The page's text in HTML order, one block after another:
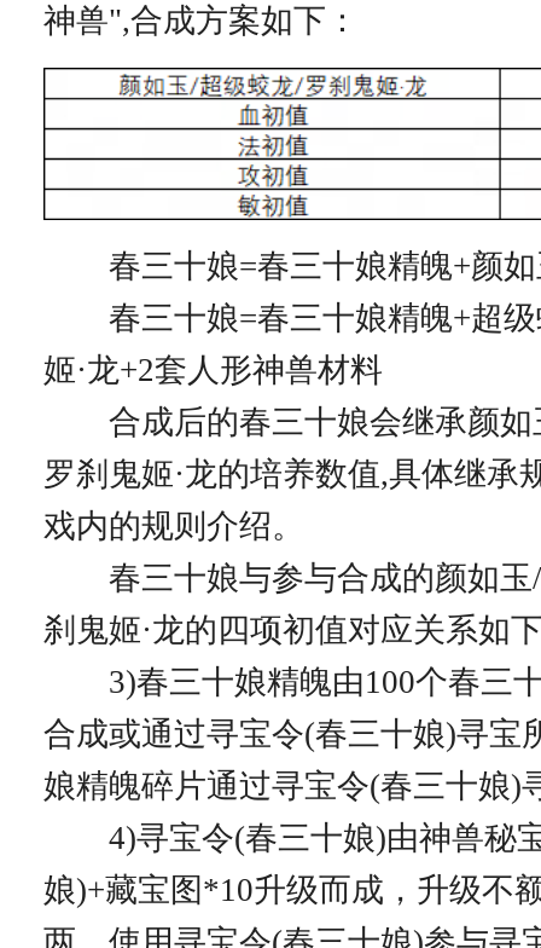
神兽",合成方案如下：
春三十娘=春三十娘精魄+颜如
春三十娘=春三十娘精魄+超级
姬·龙+2套人形神兽材料
合成后的春三十娘会继承颜如
罗刹鬼姬·龙的培养数值,具体继承
戏内的规则介绍。
春三十娘与参与合成的颜如玉/
刹鬼姬·龙的四项初值对应关系如
3)春三十娘精魄由100个春三
合成或通过寻宝令(春三十娘)寻宝
娘精魄碎片通过寻宝令(春三十娘)
4)寻宝令(春三十娘)由神兽秘
娘)+藏宝图*10升级而成，升级不